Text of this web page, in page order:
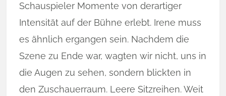
Schauspieler Momente von derartiger
Intensität auf der Bühne erlebt. Irene muss
es ähnlich ergangen sein. Nachdem die
Szene zu Ende war, wagten wir nicht, uns in
die Augen zu sehen, sondern blickten in
den Zuschauerraum. Leere Sitzreihen. Weit